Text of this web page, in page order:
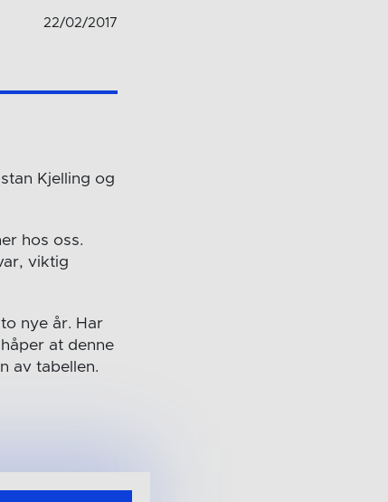
22/02/2017
Kjelling og
hos oss.
viktig
nye år. Har
at denne
av tabellen.